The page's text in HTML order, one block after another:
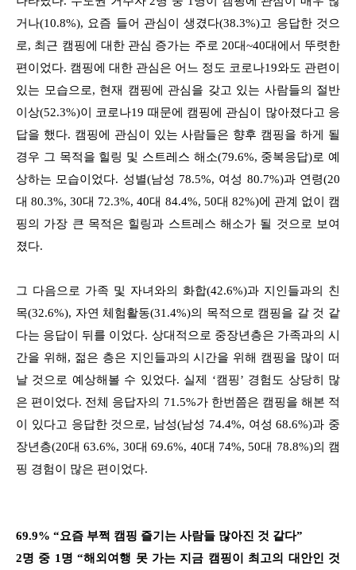
거나(10.8%), 요즘 들어 관심이 생겼다(38.3%)고 응답한 것으
로, 최근 캠핑에 대한 관심 증가는 주로 20대~40대에서 뚜렷한
편이었다. 캠핑에 대한 관심은 어느 정도 코로나19와도 관련이
있는 모습으로, 현재 캠핑에 관심을 갖고 있는 사람들의 절반
이상(52.3%)이 코로나19 때문에 캠핑에 관심이 많아졌다고 응
답을 했다. 캠핑에 관심이 있는 사람들은 향후 캠핑을 하게 될
경우 그 목적을 힐링 및 스트레스 해소(79.6%, 중복응답)로 예
상하는 모습이었다. 성별(남성 78.5%, 여성 80.7%)과 연령(20
대 80.3%, 30대 72.3%, 40대 84.4%, 50대 82%)에 관계 없이 캠
핑의 가장 큰 목적은 힐링과 스트레스 해소가 될 것으로 보여
졌다.
그 다음으로 가족 및 자녀와의 화합(42.6%)과 지인들과의 친
목(32.6%), 자연 체험활동(31.4%)의 목적으로 캠핑을 갈 것 같
다는 응답이 뒤를 이었다. 상대적으로 중장년층은 가족과의 시
간을 위해, 젊은 층은 지인들과의 시간을 위해 캠핑을 많이 떠
날 것으로 예상해볼 수 있었다. 실제 ‘캠핑’ 경험도 상당히 많
은 편이었다. 전체 응답자의 71.5%가 한번쯤은 캠핑을 해본 적
이 있다고 응답한 것으로, 남성(남성 74.4%, 여성 68.6%)과 중
장년층(20대 63.6%, 30대 69.6%, 40대 74%, 50대 78.8%)의 캠
핑 경험이 많은 편이었다.
69.9% “요즘 부쩍 캠핑 즐기는 사람들 많아진 것 같다”
2명 중 1명 “해외여행 못 가는 지금 캠핑이 최고의 대안인 것